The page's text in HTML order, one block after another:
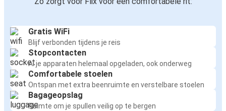
Gratis WiFi
Blijf verbonden tijdens je reis
Stopcontacten
Al je apparaten helemaal opgeladen, ook onderweg
Comfortabele stoelen
Ontspan met extra beenruimte en verstelbare stoelen
Bagageopslag
Ruimte om je spullen veilig op te bergen